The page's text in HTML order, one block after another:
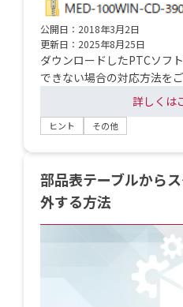
公開日：2018年3月2日
更新日：2025年8月25日
ダウンロードしたPTCソフ
できない場合の対応方法をご
詳しくは
ヒント その他
部品表テーブルから
外する方法